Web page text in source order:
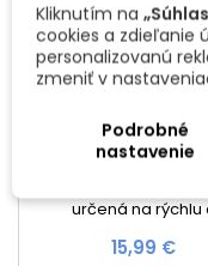
RETUŠOVACIA FIXA
určená na rýchlu
drobných poškodení
Cena
15,99 €
Kliknutím na
cookies a zdieľanie
personalizovanú
zmeniť v
Podrobné
nastavenie